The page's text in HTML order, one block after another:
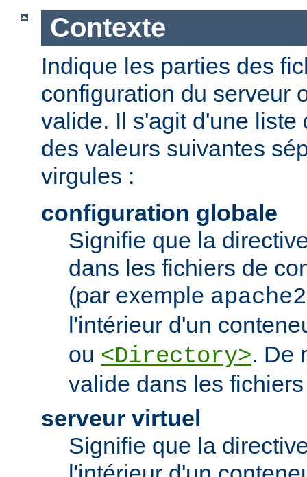
Contexte
Indique les parties des
configuration du serveur
valide. Il s'agit d'une liste
des valeurs suivantes
virgules :
configuration globale
Signifie que la
dans les fichiers de
(par exemple
l'intérieur d'un
ou <Directory>. De
valide dans les
serveur virtuel
Signifie que la